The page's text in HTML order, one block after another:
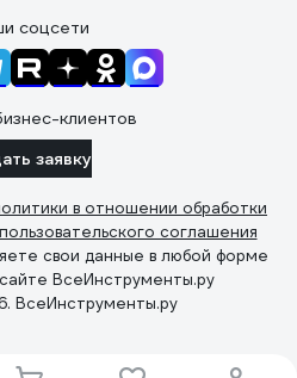
соцсети
клиентов
заявку
в отношении обработки
пользовательского соглашения
свои данные в любой форме
ВсеИнструменты.ру
ВсеИнструменты.ру